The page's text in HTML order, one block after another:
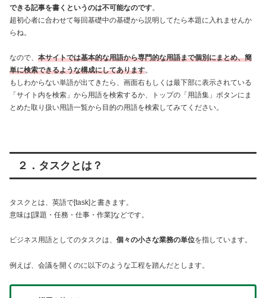
できる記事を書くというのは不可能なのです。
超初心者に合わせて毎回基礎中の基礎から説明してたら本題に入れませんか
らね。
なので、 本サイトでは基本的な用語から専門的な用語まで個別にまとめ、簡
単に検索できるような構成にしてあります。
もしわからない単語が出てきたら、画面右もしくは最下部に表示されている
「サイト内を検索」から用語を検索するか、トップの「用語集」ボタンにま
とめた取り扱い用語一覧から目的の用語を検索してみてください。
２．タスクとは？
タスクとは、英語で[task]と書きます。
意味は[課題・任務・仕事・作業]などです。
ビジネス用語としてのタスクは、 個々の小さな業務の単位を指しています。
例えば、会議を開くのに以下のような工程を踏んだとします。